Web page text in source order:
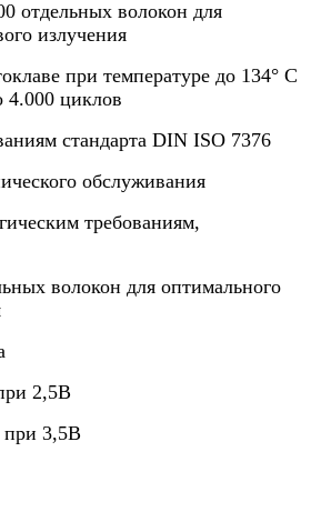
отдельных волокон для
излучения
при температуре до 134° C
4.000 циклов
стандарта DIN ISO 7376
обслуживания
требованиям,
волокон для оптимального
2,5B
при 3,5B